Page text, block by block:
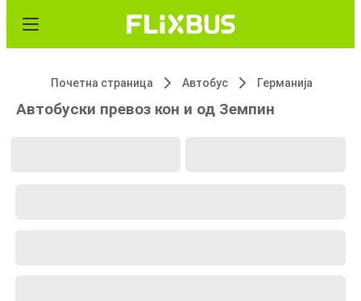
Почетна страница Автобус Германија
Автобуски превоз кон и од Земпин